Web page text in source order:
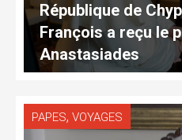
République de
François a reçu le
Anastasiades
PAPES, VOYAGES